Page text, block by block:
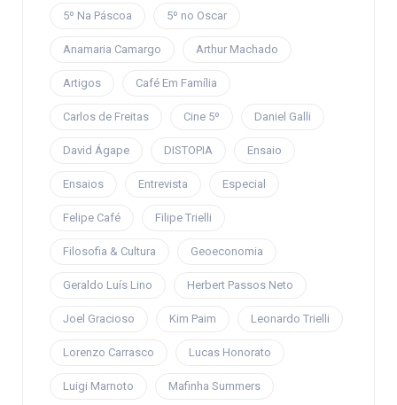
5º Na Páscoa 5º no Oscar
Anamaria Camargo Arthur Machado
Artigos Café Em Família
Carlos de Freitas Cine 5º Daniel Galli
David Ágape DISTOPIA Ensaio
Ensaios Entrevista Especial
Felipe Café Filipe Trielli
Filosofia & Cultura Geoeconomia
Geraldo Luís Lino Herbert Passos Neto
Joel Gracioso Kim Paim Leonardo Trielli
Lorenzo Carrasco Lucas Honorato
Luigi Marnoto Mafinha Summers